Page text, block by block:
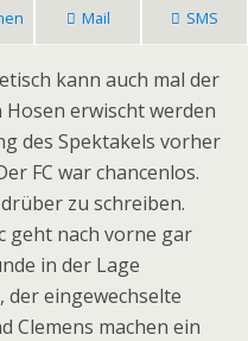
Mail SMS
kann auch mal der
erwischt werden
des Spektakels vorher
FC war chancenlos.
zu schreiben.
geht nach vorne gar
in der Lage
der eingewechselte
Clemens machen ein